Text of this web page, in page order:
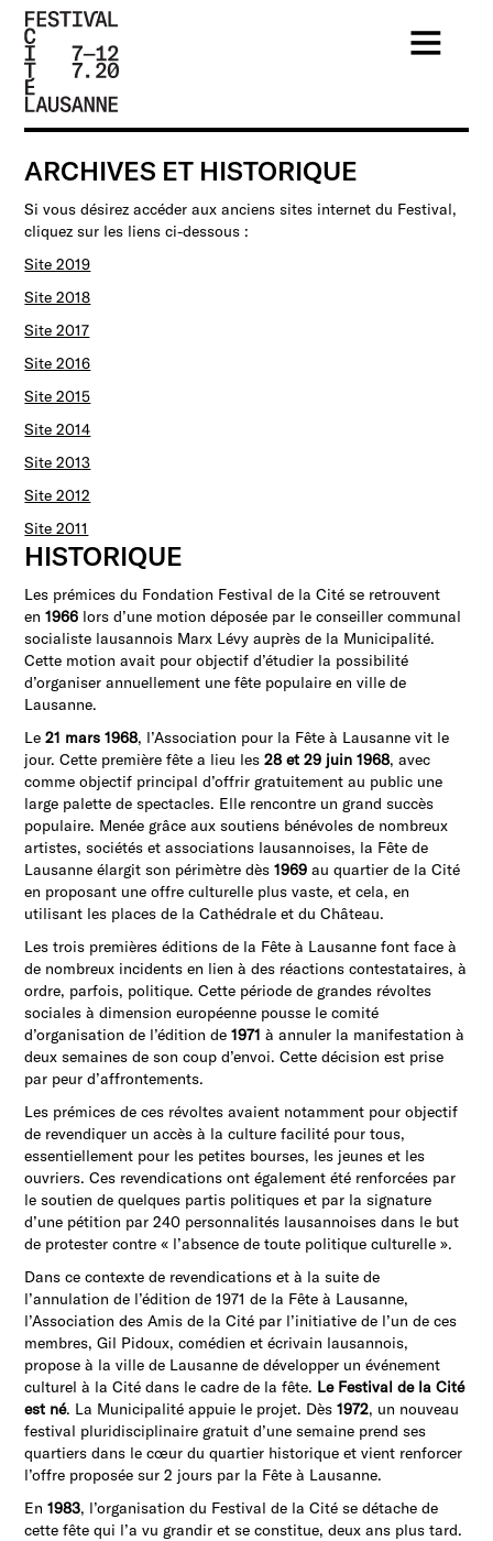
FESTIVAL
DE LA
CITÉ DE
LAUSANNE
- DU 4
AU 9
JUILLET
2017 -
46ÈME
ÉDITION
ARCHIVES ET HISTORIQUE
Si vous désirez accéder aux anciens sites internet du Festival,
cliquez sur les liens ci-dessous :
Site 2019
Site 2018
Site 2017
Site 2016
Site 2015
Site 2014
Site 2013
Site 2012
Site 2011
HISTORIQUE
Les prémices du Fondation Festival de la Cité se retrouvent
en1966 lors d’une motion déposée par le conseiller communal
socialiste lausannois Marx Lévy auprès de la Municipalité.
Cette motion avait pour objectif d’étudier la possibilité
d’organiser annuellement une fête populaire en ville de
Lausanne.
Le21 mars 1968, l’Association pour la Fête à Lausanne vit le
jour. Cette première fête a lieu les28 et 29 juin 1968, avec
comme objectif principal d’offrir gratuitement au public une
large palette de spectacles. Elle rencontre un grand succès
populaire. Menée grâce aux soutiens bénévoles de nombreux
artistes, sociétés et associations lausannoises, la Fête de
Lausanne élargit son périmètre dès1969 au quartier de la Cité
en proposant une offre culturelle plus vaste, et cela, en
utilisant les places de la Cathédrale et du Château.
Les trois premières éditions de la Fête à Lausanne font face à
de nombreux incidents en lien à des réactions contestataires, à
ordre, parfois, politique. Cette période de grandes révoltes
sociales à dimension européenne pousse le comité
d’organisation de l’édition de1971 à annuler la manifestation à
deux semaines de son coup d’envoi. Cette décision est prise
par peur d’affrontements.
Les prémices de ces révoltes avaient notamment pour objectif
de revendiquer un accès à la culture facilité pour tous,
essentiellement pour les petites bourses, les jeunes et les
ouvriers. Ces revendications ont également été renforcées par
le soutien de quelques partis politiques et par la signature
d’une pétition par 240 personnalités lausannoises dans le but
de protester contre « l’absence de toute politique culturelle ».
Dans ce contexte de revendications et à la suite de
l’annulation de l’édition de 1971 de la Fête à Lausanne,
l’Association des Amis de la Cité par l’initiative de l’un de ces
membres, Gil Pidoux, comédien et écrivain lausannois,
propose à la ville de Lausanne de développer un événement
culturel à la Cité dans le cadre de la fête. Le Festival de la Cité
est né. La Municipalité appuie le projet. Dès1972, un nouveau
festival pluridisciplinaire gratuit d’une semaine prend ses
quartiers dans le cœur du quartier historique et vient renforcer
l’offre proposée sur 2 jours par la Fête à Lausanne.
En1983, l’organisation du Festival de la Cité se détache de
cette fête qui l’a vu grandir et se constitue, deux ans plus tard.